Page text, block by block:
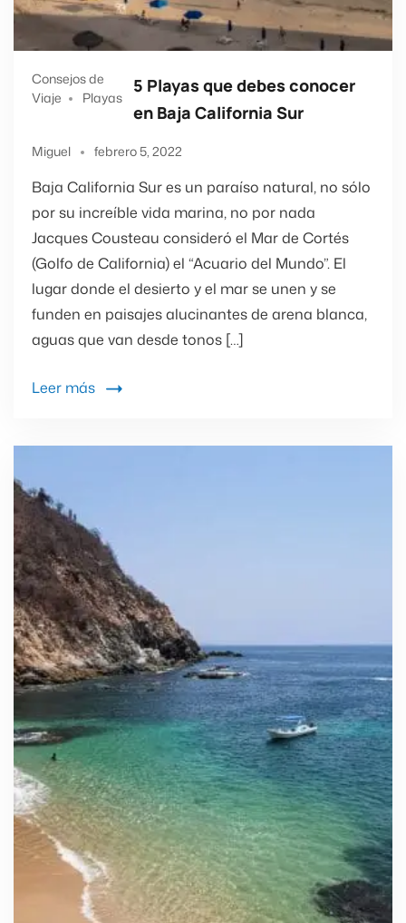
Consejos de
Viaje
Playas
5 Playas que debes conocer
en Baja California Sur
Miguel febrero 5, 2022
Baja California Sur es un paraíso natural, no sólo
por su increíble vida marina, no por nada
Jacques Cousteau consideró el Mar de Cortés
(Golfo de California) el “Acuario del Mundo”. El
lugar donde el desierto y el mar se unen y se
funden en paisajes alucinantes de arena blanca,
aguas que van desde tonos […]
Leer más